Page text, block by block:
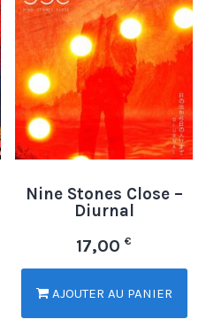
Nine Stones Close –
Diurnal
17,00€
AJOUTER AU PANIER